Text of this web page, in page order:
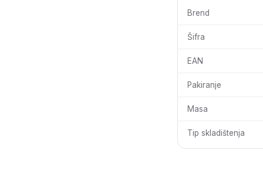
Brend
Šifra
EAN
Pakiranje
Masa
Tip skladištenja